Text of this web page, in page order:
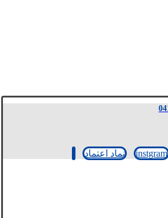
instgram نماد اعتماد